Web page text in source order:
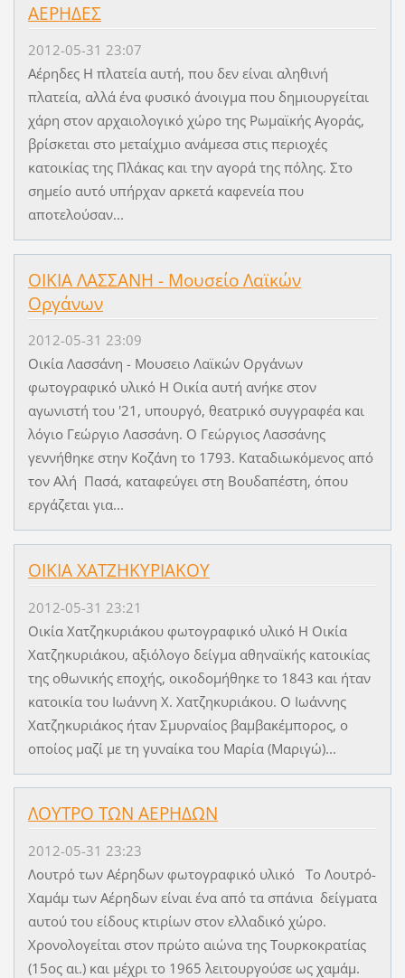
ΑΕΡΗΔΕΣ
2012-05-31 23:07
Αέρηδες Η πλατεία αυτή, που δεν είναι αληθινή
πλατεία, αλλά ένα φυσικό άνοιγμα που δημιουργείται
χάρη στον αρχαιολογικό χώρο της Ρωμαϊκής Αγοράς,
βρίσκεται στο μεταίχμιο ανάμεσα στις περιοχές
κατοικίας της Πλάκας και την αγορά της πόλης. Στο
σημείο αυτό υπήρχαν αρκετά καφενεία που
αποτελούσαν...
ΟΙΚΙΑ ΛΑΣΣΑΝΗ - Μουσείο Λαϊκών
Οργάνων
2012-05-31 23:09
Οικία Λασσάνη - Μουσειο Λαϊκών Οργάνων
φωτογραφικό υλικό Η Οικία αυτή ανήκε στον
αγωνιστή του '21, υπουργό, θεατρικό συγγραφέα και
λόγιο Γεώργιο Λασσάνη. Ο Γεώργιος Λασσάνης
γεννήθηκε στην Κοζάνη το 1793. Καταδιωκόμενος από
τον Αλή Πασά, καταφεύγει στη Βουδαπέστη, όπου
εργάζεται για...
ΟΙΚΙΑ ΧΑΤΖΗΚΥΡΙΑΚΟΥ
2012-05-31 23:21
Οικία Χατζηκυριάκου φωτογραφικό υλικό Η Οικία
Χατζηκυριάκου, αξιόλογο δείγμα αθηναϊκής κατοικίας
της οθωνικής εποχής, οικοδομήθηκε το 1843 και ήταν
κατοικία του Ιωάννη Χ. Χατζηκυριάκου. Ο Ιωάννης
Χατζηκυριάκος ήταν Σμυρναίος βαμβακέμπορος, ο
οποίος μαζί με τη γυναίκα του Μαρία (Μαριγώ)...
ΛΟΥΤΡΟ ΤΩΝ ΑΕΡΗΔΩΝ
2012-05-31 23:23
Λουτρό των Αέρηδων φωτογραφικό υλικό Το Λουτρό-
Χαμάμ των Αέρηδων είναι ένα από τα σπάνια δείγματα
αυτού του είδους κτιρίων στον ελλαδικό χώρο.
Χρονολογείται στον πρώτο αιώνα της Τουρκοκρατίας
(15ος αι.) και μέχρι το 1965 λειτουργούσε ως χαμάμ.